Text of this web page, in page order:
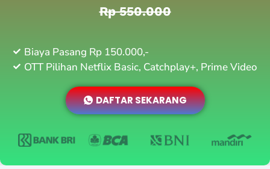
Rp 550.000
Biaya Pasang Rp 150.000,-
OTT Pilihan Netflix Basic, Catchplay+, Prime Video
DAFTAR SEKARANG